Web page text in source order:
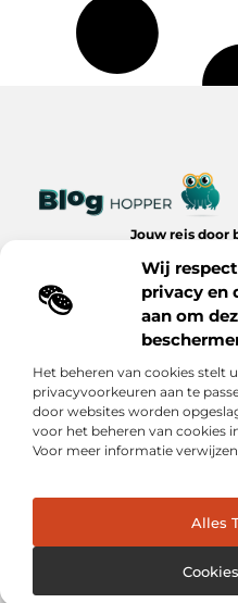
Wij
privacy en
aan om
Het beheren van cookies stelt
privacyvoorkeuren aan te
door websites worden
voor het beheren van cookies
Voor meer informatie
Alles
Jouw reis door
dagelijks leven
Bericht categorie
Onze informatie
@2025